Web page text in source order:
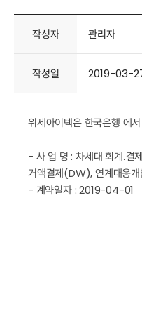
작성자 관리자
작성일 2019-03-
위세아이텍은 한국은행 에
- 사 업 명 : 차세대 회계․결
거액결제(DW), 연계대응개
- 계약일자 : 2019-04-01